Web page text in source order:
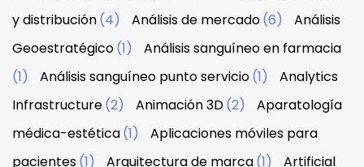
y distribución(4) Análisis de mercado(6)
Análisis
Geoestratégico(1)
Análisis sanguíneo en farmacia
(1)
Análisis sanguíneo punto servicio(1)
Analytics
Infrastructure(2) Animación 3D(2)
Aparatología
médica-estética(1)
Aplicaciones móviles para
pacientes(1) Arquitectura de marca(1)
Artificial